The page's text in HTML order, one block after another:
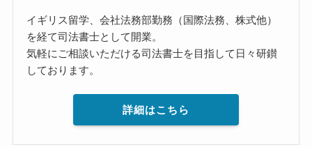
イギリス留学、会社法務部勤務（国際法務、株式他）
を経て司法書士として開業。
気軽にご相談いただける司法書士を目指して日々研鑚
しております。
詳細はこちら